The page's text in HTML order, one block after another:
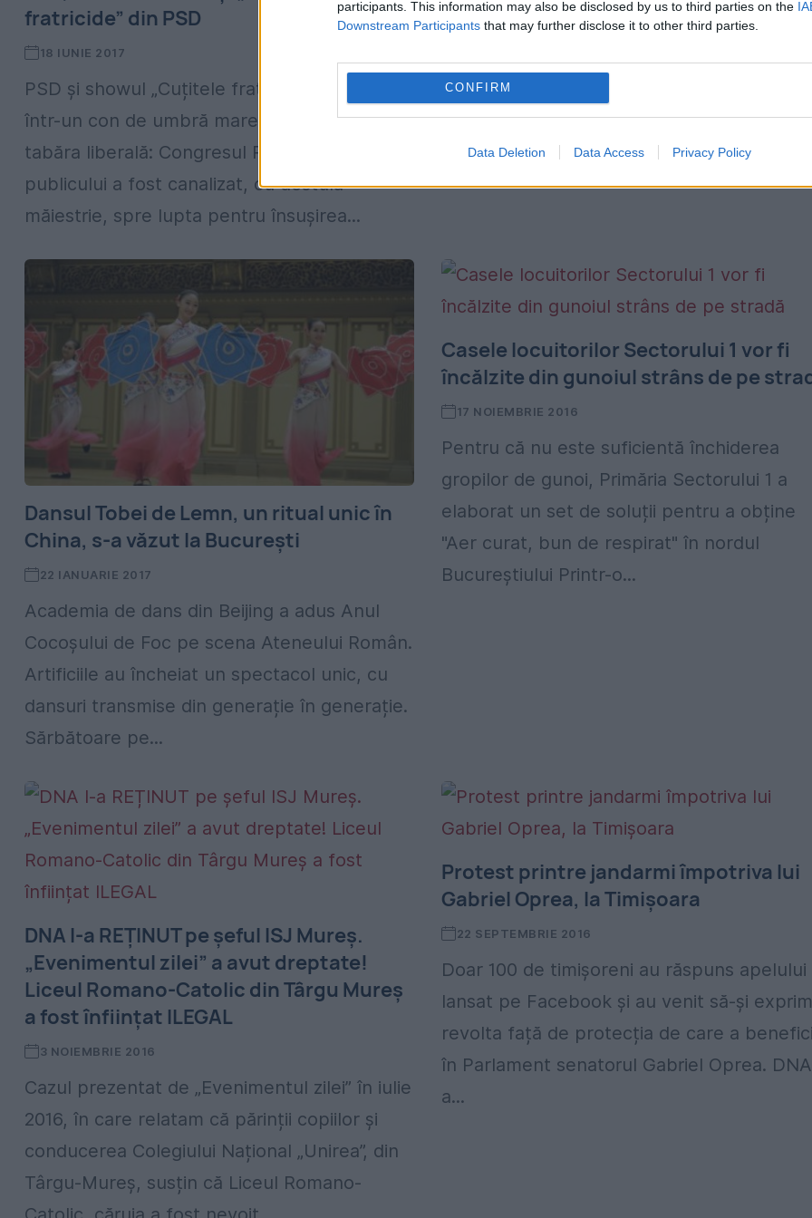
participants. This information may also be disclosed by us to third parties on the
Downstream Participants that may further disclose it to other third parties.
CONFIRM
Data Deletion Data Access Privacy Policy
fratricide” din PSD
18 IUNIE 2017
PSD și showul „Cuțitele fratricide” au lăsat
într-un con de umbră marele eveniment din
tabăra liberală: Congresul PNL. Interesul
publicului a fost canalizat, cu destulă
măiestrie, spre lupta pentru însușirea...
10 MARTIE 2017
Ada Solomon şi pianista Alexandra
sunt câştigătorii celor trei premii speciale
Dansul Tobei de Lemn, un ritual unic în
China, s-a văzut la București
22 IANUARIE 2017
Academia de dans din Beijing a adus Anul
Cocoșului de Foc pe scena Ateneului Român.
Artificiile au încheiat un spectacol unic, cu
dansuri transmise din generație în generație.
Sărbătoare pe...
Casele locuitorilor Sectorului 1 vor fi
încălzite din gunoiul strâns de pe
17 NOIEMBRIE 2016
Pentru că nu este suficientă închiderea
gropilor de gunoi, Primăria Sectorului 1 a
elaborat un set de soluții pentru a obține
"Aer curat, bun de respirat" în nordul
Bucureștiului Printr-o...
DNA l-a REȚINUT pe șeful ISJ Mureș.
„Evenimentul zilei” a avut dreptate!
Liceul Romano-Catolic din Târgu Mureș
a fost înființat ILEGAL
3 NOIEMBRIE 2016
Cazul prezentat de „Evenimentul zilei” în iulie
2016, în care relatam că părinții copiilor și
conducerea Colegiului Național „Unirea”, din
Târgu-Mureș, susțin că Liceul Romano-
Protest printre jandarmi împotriva lui
Gabriel Oprea, la Timișoara
22 SEPTEMBRIE 2016
Doar 100 de timișoreni au răspuns apelului
lansat pe Facebook și au venit să-și
revolta față de protecția de care a
în Parlament senatorul Gabriel Oprea. DNA
a...